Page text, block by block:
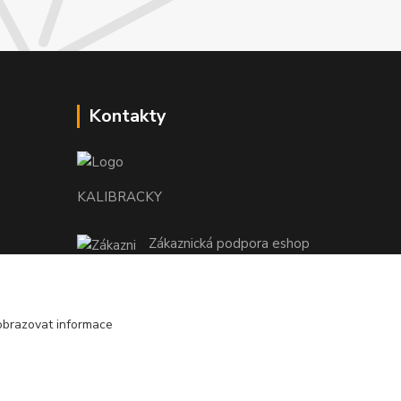
Kontakty
KALIBRACKY
Zákaznická podpora eshop
coptis@coptis.cz
informace